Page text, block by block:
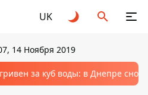
UK
14 Ноября 2019
за куб воды: в Днепре